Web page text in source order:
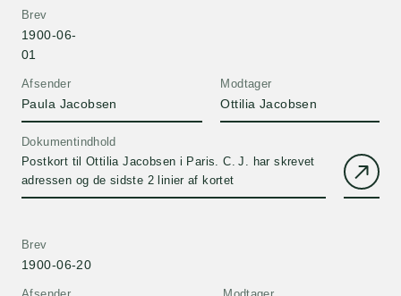
Vagn.
Afsender
Paula Jacobsen
Brev
1900-06-
01
Modtager
Ottilia Jacobsen
Dokumentindhold
Postkort til Ottilia Jacobsen i Paris. C. J. har skrevet
adressen og de sidste 2 linier af kortet
Brev
1900-06-20